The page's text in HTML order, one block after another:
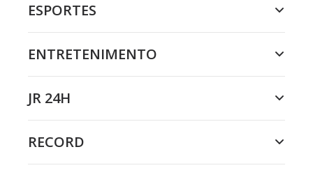
ESPORTES
ENTRETENIMENTO
JR 24H
RECORD